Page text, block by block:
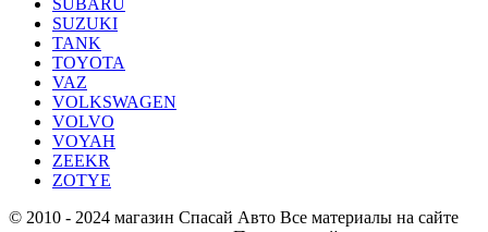
SUBARU
SUZUKI
TANK
TOYOTA
VAZ
VOLKSWAGEN
VOLVO
VOYAH
ZEEKR
ZOTYE
© 2010 - 2024 магазин Спасай Авто Все материалы на сайте